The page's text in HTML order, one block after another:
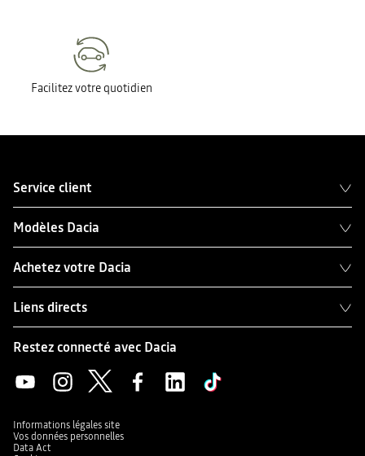
Facilitez votre quotidien
Service client
Modèles Dacia
Achetez votre Dacia
Liens directs
Restez connecté avec Dacia
Informations légales site
Vos données personnelles
Data Act